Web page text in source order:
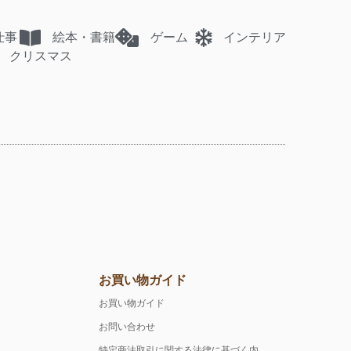
事 絵本・書籍 ゲーム
インテリア
クリスマス
お買い物ガイド
お買い物ガイド
お問い合わせ